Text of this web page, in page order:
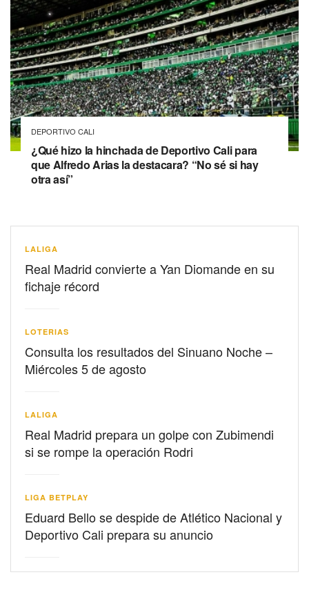
DEPORTIVO CALI
¿Qué hizo la hinchada de Deportivo Cali para
que Alfredo Arias la destacara? “No sé si hay
otra así”
LALIGA
Real Madrid convierte a Yan Diomande en su
fichaje récord
LOTERIAS
Consulta los resultados del Sinuano Noche –
Miércoles 5 de agosto
LALIGA
Real Madrid prepara un golpe con Zubimendi
si se rompe la operación Rodri
LIGA BETPLAY
Eduard Bello se despide de Atlético Nacional y
Deportivo Cali prepara su anuncio